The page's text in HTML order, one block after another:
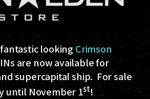
lookingCrimson
are now available for
supercapital ship. For sale
until November 1st!